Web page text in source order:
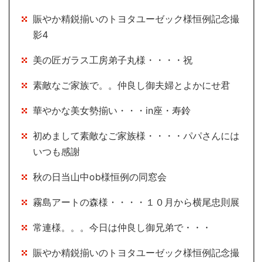
賑やか精鋭揃いのトヨタユーゼック様恒例記念撮
影4
美の匠ガラス工房弟子丸様・・・・祝
素敵なご家族で。。仲良し御夫婦とよかにせ君
華やかな美女勢揃い・・・in座・寿鈴
初めまして素敵なご家族様・・・・パパさんには
いつも感謝
秋の日当山中ob様恒例の同窓会
霧島アートの森様・・・・１０月から横尾忠則展
常連様。。。今日は仲良し御兄弟で・・・
賑やか精鋭揃いのトヨタユーゼック様恒例記念撮